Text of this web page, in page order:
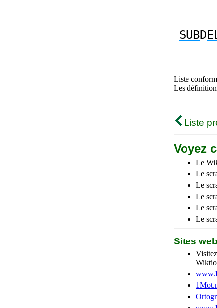
SUBD
Liste
Les
Liste
Voyez
Le
Le
Le
Le
Le
Le
Sites
Visitez